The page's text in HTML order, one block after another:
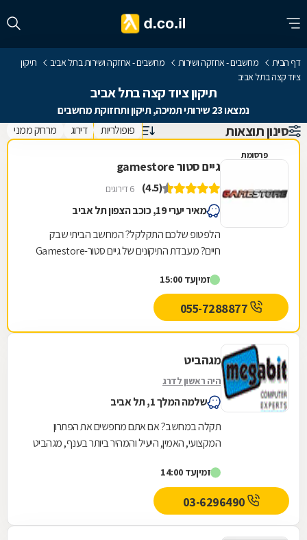
דף הבית מחשבים - אחזקה ושירות מחשבים - אחזקה ושירות בתל אביב
תיקון
ציוד קצה בתל אביב
תיקון ציוד קצה בתל אביב
נמצאו 23 שירותי תמיכה, תיקון ותחזוקת מחשבים
סינון תוצאות פופולריות דירוג מרחק ממני
פרסומת
גיים סטור gamestore
(4.5) 6 דירוגים
מאיר יערי 19, כוכב הצפון תל אביב
הלפטופ שלכם התקלקל? המחשב הביתי שבק
חיים? מעבדת התיקונים של גיים סטור-Gamestore
חנויות מחשבים...
זמיןעד 15:00
מגהביט
היה ראשון לדרג
שלמה המלך 1, תל אביב
תקלה במחשב? אם אתם מחפשים את הפתרון
המקצועי, האמין, היעיל והמהיר ביותר בענף, מגהביט
לרשותכם קשת...
זמיןעד 14:00
03-6296490